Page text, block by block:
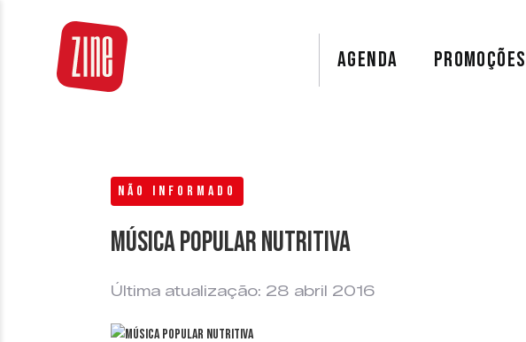
AGENDA PROMOÇÕES
NÃO INFORMADO
Música Popular Nutritiva
Última atualização: 28 abril 2016